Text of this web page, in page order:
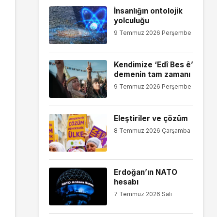
İnsanlığın ontolojik
yolculuğu
9 Temmuz 2026 Perşembe
Kendimize ‘Edî Bes ê’
demenin tam zamanı
9 Temmuz 2026 Perşembe
Eleştiriler ve çözüm
8 Temmuz 2026 Çarşamba
Erdoğan’ın NATO
hesabı
7 Temmuz 2026 Salı